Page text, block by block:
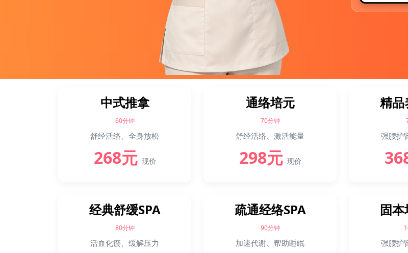
中式推拿
60分钟
舒经活络、全身放松
268元 现价
通络培元
70分钟
舒经活络、激活能量
298元 现价
精品
强腰护
经典舒缓SPA
80分钟
活血化瘀、缓解压力
疏通经络SPA
90分钟
加速代谢、帮助睡眠
固本
强腰护